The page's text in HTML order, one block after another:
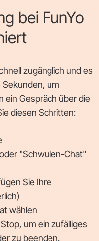
bei FunYo
zugänglich und es
Sekunden, um
ein Gespräch über die
diesen Schritten:
"Schwulen-Chat"
Sie Ihre
wählen
um ein zufälliges
zu beenden.